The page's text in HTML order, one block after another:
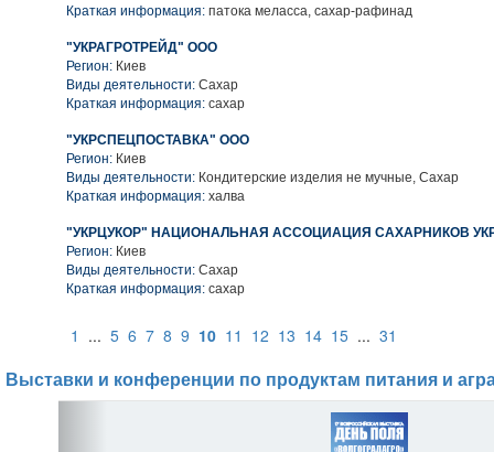
Краткая информация: патока меласса, сахар-рафинад
"УКРАГРОТРЕЙД" ООО
Регион: Киев
Виды деятельности: Сахар
Краткая информация: сахар
"УКРСПЕЦПОСТАВКА" ООО
Регион: Киев
Виды деятельности: Кондитерские изделия не мучные, Сахар
Краткая информация: халва
"УКРЦУКОР" НАЦИОНАЛЬНАЯ АССОЦИАЦИЯ САХАРНИКОВ
Регион: Киев
Виды деятельности: Сахар
Краткая информация: сахар
1 ... 5 6 7 8 9 10 11 12 13 14 15 ... 31
Выставки и конференции по продуктам питания и